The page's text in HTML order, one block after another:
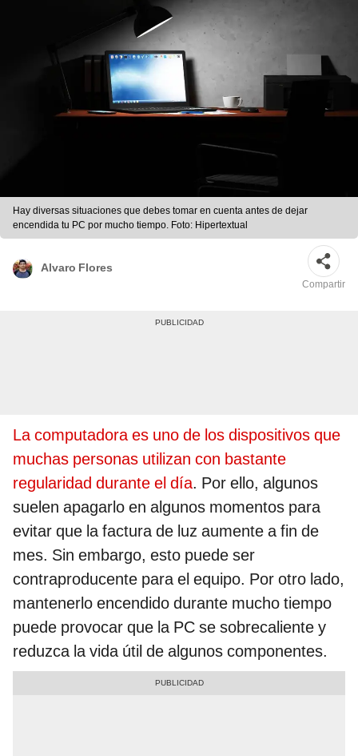
Hay diversas situaciones que debes tomar en cuenta antes de dejar
encendida tu PC por mucho tiempo. Foto: Hipertextual
Alvaro Flores
Compartir
La computadora es uno de los dispositivos que
muchas personas utilizan con bastante
regularidad durante el día. Por ello, algunos
suelen apagarlo en algunos momentos para
evitar que la factura de luz aumente a fin de
mes. Sin embargo, esto puede ser
contraproducente para el equipo. Por otro lado,
mantenerlo encendido durante mucho tiempo
puede provocar que la PC se sobrecaliente y
reduzca la vida útil de algunos componentes.